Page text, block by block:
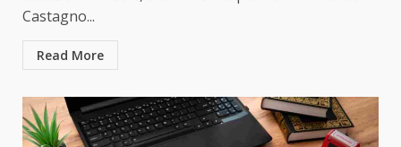
Castagno...
Read More